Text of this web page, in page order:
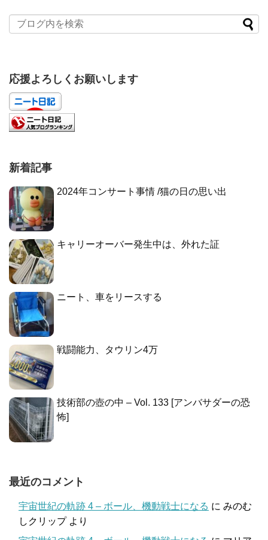
応援よろしくお願いします
新着記事
2024年コンサート事情 /猫の日の思い出
キャリーオーバー発生中は、外れた証
ニート、車をリースする
戦闘能力、タウリン4万
技術部の壺の中 – Vol. 133 [アンバサダーの恐
怖]
最近のコメント
宇宙世紀の軌跡 4 – ボール、機動戦士になる に みのむ
しクリップより